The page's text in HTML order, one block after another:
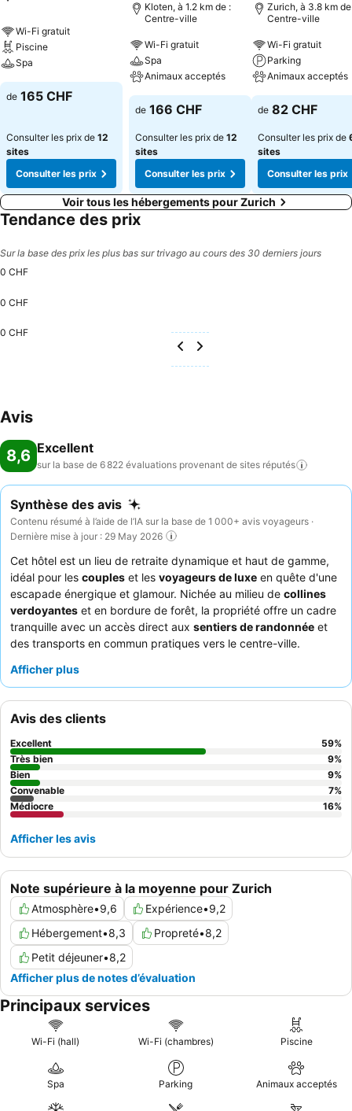
Wi-Fi gratuit
Piscine
Spa
de 165 CHF
Consulter les prix de 12
sites
Consulter les prix
Kloten, à 1.2 km de :
Centre-ville
Wi-Fi gratuit
Spa
Animaux acceptés
de 166 CHF
Consulter les prix de 12
sites
Consulter les prix
Zurich, à 3.8 km
Centre-ville
Wi-Fi gratuit
Parking
Animaux acceptés
de 82 CHF
Consulter les prix de
sites
Consulter les prix
Voir tous les hébergements pour Zurich
Tendance des prix
Sur la base des prix les plus bas sur trivago au cours des 30 derniers jours
0 CHF
0 CHF
0 CHF
Avis
8,6 Excellent
sur la base de 6 822 évaluations provenant de sites réputés
Synthèse des avis
Contenu résumé à l’aide de l’IA sur la base de 1 000+ avis voyageurs ·
Dernière mise à jour : 29 May 2026
Cet hôtel est un lieu de retraite dynamique et haut de gamme,
idéal pour les couples et les voyageurs de luxe en quête d'une
escapade énergique et glamour. Nichée au milieu de collines
verdoyantes et en bordure de forêt, la propriété offre un cadre
tranquille avec un accès direct aux sentiers de randonnée et
des transports en commun pratiques vers le centre-ville.
à remous, un bain de vapeur et un sauna, est un atout majeur
personnel et le service
qualité du buffet du petit-déjeuner
restaurants. Pour une expérience optimale, optez pour une
chambre dans le bâtiment principal afin de profiter d'une
atmosphère plus calme et d'un confort optimal.
Afficher plus
Note supérieure à la moyenne pour Zurich
Atmosphère•9,6 Expérience•9,2
Hébergement•8,3 Propreté•8,2
Petit déjeuner•8,2
Afficher plus de notes d’évaluation
Avis des clients
Excellent 59%
Très bien
9%
Bien
9%
Convenable
7%
Médiocre
16%
Afficher les avis
Principaux services
Wi-Fi (hall) Wi-Fi (chambres) Piscine
Spa Parking Animaux acceptés